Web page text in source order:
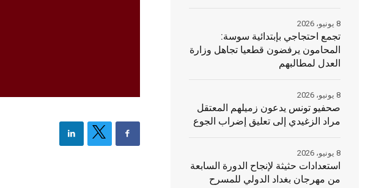
تجمع احتجاجي بإبتدائية سوسة:
المحامون يرفضون قطعيا تجاهل وزارة
العدل لمطالبهم
8 يونيو، 2026
صحفيو تونس يدعون زميلهم المعتقل
مراد الزغيدي إلى تعليق إضراب الجوع
8 يونيو، 2026
استعدادات حثيثة لإنجاح الدورة السابعة
من مهرجان بغداد الدولي للمسرح
8 يونيو، 2026